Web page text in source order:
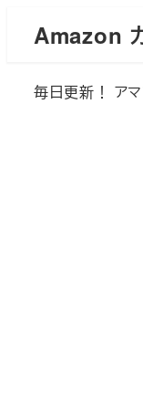
Amazon
毎日更新！ ア